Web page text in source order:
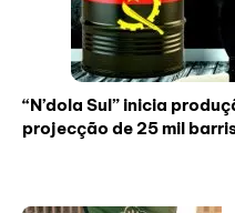
“N’dola Sul” inicia
projecção de 25 mil